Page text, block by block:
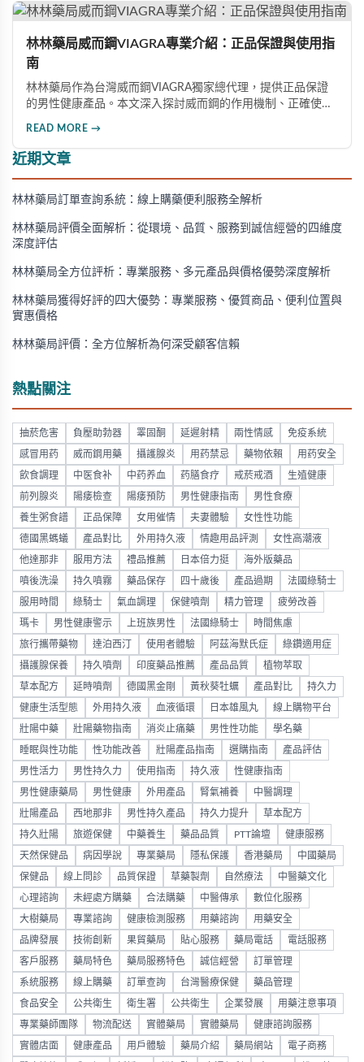
林林藥局威而鋼VIAGRA專業介紹：正品保證與使用指
南
林林藥局作為台灣威而鋼VIAGRA獨家總代理，提供正品保證
的男性健康產品。本文深入探討威而鋼的作用機制、正確使用
擇。
READ MORE →
近期文章
林林藥局訂單查詢系統：線上購藥便利服務全解析
林林藥局評價全面解析：從環境、品質、服務到誠信經營的四維度
深度評估
林林藥局全方位評析：專業服務、多元產品與價格優勢深度解析
林林藥局獲得好評的四大優勢：專業服務、優質商品、便利位置與
實惠價格
林林藥局評價：全方位解析為何深受顧客信賴
熱點關注
抽菸危害 負壓助勃器 睪固酮 延遲射精 兩性情感 免疫系統
感冒用药 威而鋼用藥 攝護腺炎 用药禁忌 藥物依賴 用药安全
飲食調理 中医食补 中药养血 药膳食疗 戒菸戒酒 生殖健康
前列腺炎 陽痿檢查 陽痿預防 男性健康指南 男性食療
養生粥食譜 正品保障 女用催情 夫妻體驗 女性性功能
德國黑螞蟻 產品對比 外用持久液 情趣用品評測 女性高潮液
他達那非 服用方法 禮品推薦 日本倍力挺 海外版藥品
噴後洗澡 持久噴霧 藥品保存 四十歲後 產品過期 法國綠騎士
服用時間 綠騎士 氣血調理 保健噴劑 精力管理 疲勞改善
瑪卡 男性健康警示 上班族男性 法國綠騎士 時間焦慮
旅行攜帶藥物 達泊西汀 使用者體驗 阿茲海默氏症 綠鑽適用症
攝護腺保養 持久噴劑 印度藥品推薦 產品品質 植物萃取
草本配方 延時噴劑 德國黑金剛 黃秋葵牡蠣 產品對比 持久力
健康生活型態 外用持久液 血液循環 日本雄風丸 線上購物平台
壯陽中藥 壯陽藥物指南 消炎止痛藥 男性性功能 學名藥
睡眠與性功能 性功能改善 壯陽產品指南 選購指南 產品評估
男性活力 男性持久力 使用指南 持久液 性健康指南
男性健康藥局 男性健康 外用產品 腎氣補養 中醫調理
壯陽產品 西地那非 男性持久產品 持久力提升 草本配方
持久壯陽 旅遊保健 中藥養生 藥品品質 PTT論壇 健康服務
天然保健品 病因學說 專業藥局 隱私保護 香港藥局 中國藥局
保健品 線上問診 品質保證 草藥製劑 自然療法 中醫藥文化
心理諮詢 未經處方購藥 合法購藥 中醫傳承 數位化服務
大樹藥局 專業諮詢 健康檢測服務 用藥諮詢 用藥安全
品牌發展 技術創新 果貿藥局 貼心服務 藥局電話 電話服務
客戶服務 藥局特色 藥局服務特色 誠信經營 訂單管理
系統服務 線上購藥 訂單查詢 台灣醫療保健 藥品管理
食品安全 公共衛生 衛生署 公共衛生 企業發展 用藥注意事項
專業藥師團隊 物流配送 實體藥局 實體藥局 健康諮詢服務
實體店面 健康產品 用戶體驗 藥局介紹 藥局網站 電子商務